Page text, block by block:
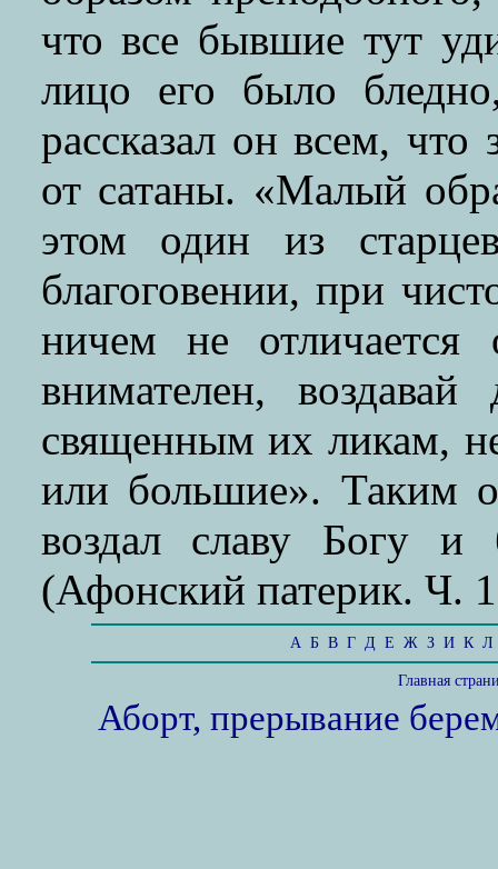
что все бывшие тут
лицо его было
рассказал он всем, что
от сатаны. «Малый
этом один из
благоговении, при
ничем не отличается
внимателен,
священным их ликам,
или большие». Таким
воздал славу Богу и
(Афонский патерик. Ч.
А Б В Г Д Е Ж З И К Л
Главная
Аборт, прерывание